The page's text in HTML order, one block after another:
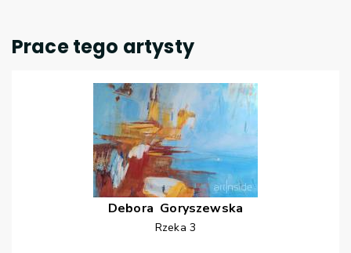
Prace tego artysty
Debora Goryszewska
Rzeka 3